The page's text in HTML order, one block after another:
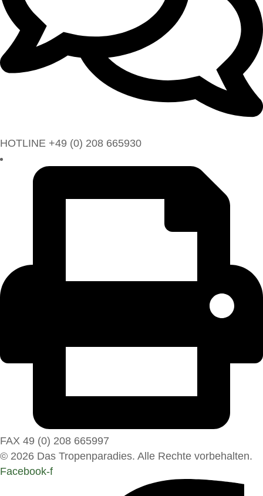
HOTLINE +49 (0) 208 665930
FAX 49 (0) 208 665997
© 2026 Das Tropenparadies. Alle Rechte vorbehalten.
Facebook-f